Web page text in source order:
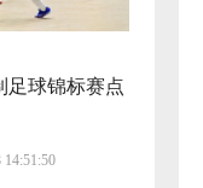
足球锦标赛点
14:51:50